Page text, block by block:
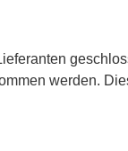
werden.